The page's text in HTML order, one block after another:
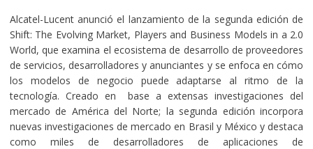
Alcatel-Lucent anunció el lanzamiento de la segunda edición de
Shift: The Evolving Market, Players and Business Models in a 2.0
World, que examina el ecosistema de desarrollo de proveedores
de servicios, desarrolladores y anunciantes y se enfoca en cómo
los modelos de negocio puede adaptarse al ritmo de la
tecnología. Creado en base a extensas investigaciones del
mercado de América del Norte; la segunda edición incorpora
nuevas investigaciones de mercado en Brasil y México y destaca
como miles de desarrolladores de aplicaciones de